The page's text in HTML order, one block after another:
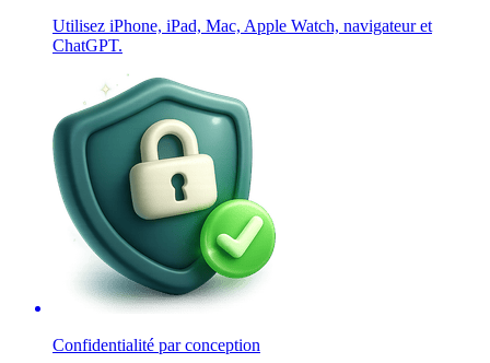
Utilisez iPhone, iPad, Mac, Apple Watch, navigateur et
ChatGPT.
Confidentialité par conception